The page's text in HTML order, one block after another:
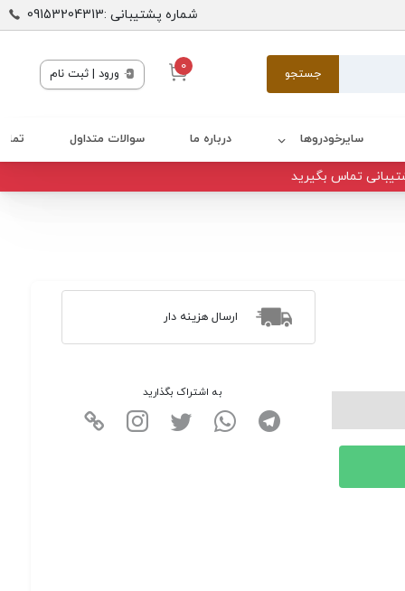
شماره پشتیبانی :09153204313
جستجو 0 ورود | ثبت نام
سایرخودروها درباره ما سوالات متداول
تماس بگیرید
ارسال هزینه دار
به اشتراک بگذارید